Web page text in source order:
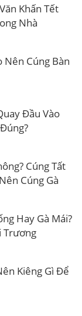
Khấn Tết
Nhà
Nên Cúng Bàn
Đầu Vào
Cúng Tất
Cúng Gà
Hay Gà Mái?
Trương
Kiêng Gì Để